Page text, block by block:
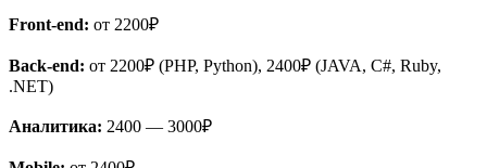
Front-end: от 2200₽
Back-end: от 2200₽ (PHP, Python), 2400₽ (JAVA, C#, Ruby,
.NET)
Аналитика: 2400 — 3000₽